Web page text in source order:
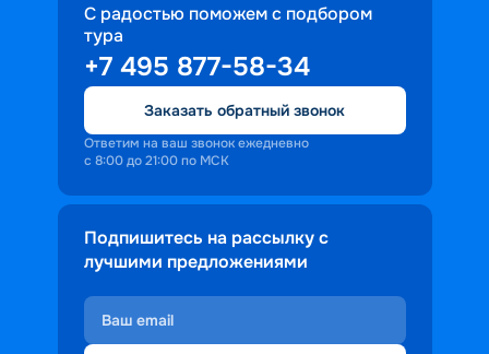
С радостью поможем с подбором
тура
+7 495 877-58-34
Заказать обратный звонок
Ответим на ваш звонок ежедневно
с 8:00 до 21:00 по МСК
Подпишитесь на рассылку с
лучшими предложениями